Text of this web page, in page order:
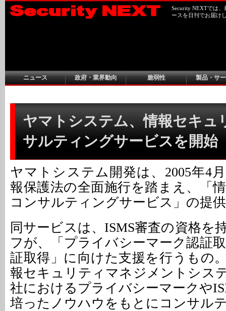
Security NEXTでは
ースを日刊でお届け
ニュース 政府・業界動向 脆弱性 製品・サ
ヤマトシステム、情報セキュ
サルティングサービスを開始
ヤマトシステム開発は、2005年4
報保護法の全面施行を踏まえ、「
コンサルティングサービス」の提
同サービスは、ISMS審査の資格を
フが、「プライバシーマーク認証
証取得」に向けた支援を行うもの
報セキュリティマネジメントシス
社におけるプライバシーマークや
培ったノウハウをもとにコンサル